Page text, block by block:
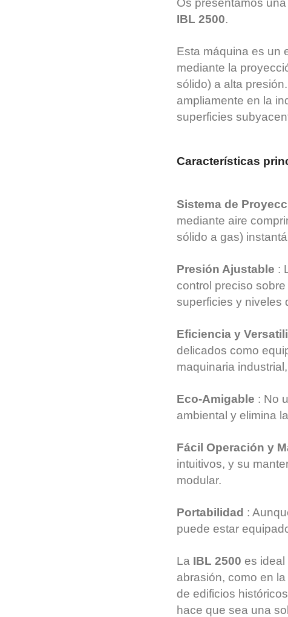
Os presentamos
IBL 2500.
Esta máquina es un
mediante la
sólido) a alta
ampliamente en la
superficies
Características
Sistema de
mediante aire
sólido a gas)
Presión Ajustable :
control preciso
superficies y niveles
Eficiencia y
delicados como
maquinaria
Eco-Amigable : No
ambiental y elimina
Fácil Operación y
intuitivos, y su
modular.
Portabilidad :
puede estar
La IBL 2500 es
abrasión, como en
de edificios
hace que sea una